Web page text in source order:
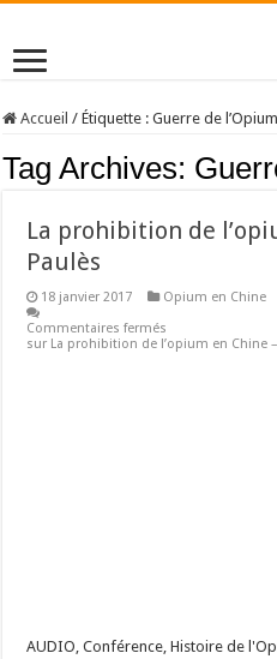
Accueil / Étiquette :Guerre de l’Opium
Tag Archives:
La prohibition de
Paulès
18 janvier 2017
Opium en Chine
Commentaires fermés
sur La prohibition de l’opium en Chine –
AUDIO, Conférence, Histoire de